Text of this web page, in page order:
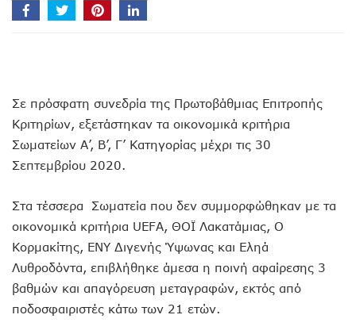
Σε πρόσφατη συνεδρία της Πρωτοβάθμιας Επιτροπής
Κριτηρίων, εξετάστηκαν τα οικονομικά κριτήρια
Σωματείων Α’, Β’, Γ’ Κατηγορίας μέχρι τις 30
Σεπτεμβρίου 2020.
Στα τέσσερα Σωματεία που δεν συμμορφώθηκαν με τα
οικονομικά κριτήρια UEFA, ΘΟΪ Λακατάμιας, Ο
Κορμακίτης, ΕΝΥ Διγενής Ύψωνας και Εληά
Λυθροδόντα, επιβλήθηκε άμεσα η ποινή αφαίρεσης 3
βαθμών και απαγόρευση μεταγραφών, εκτός από
ποδοσφαιριστές κάτω των 21 ετών.